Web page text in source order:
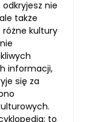
nie
także
kultury
informacji,
się za
to